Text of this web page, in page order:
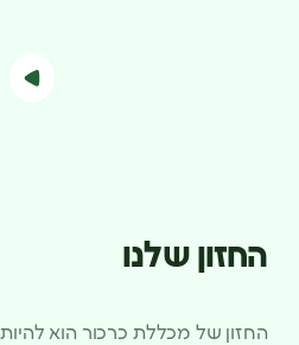
החזון שלנו
החזון של מכללת כרכור הוא